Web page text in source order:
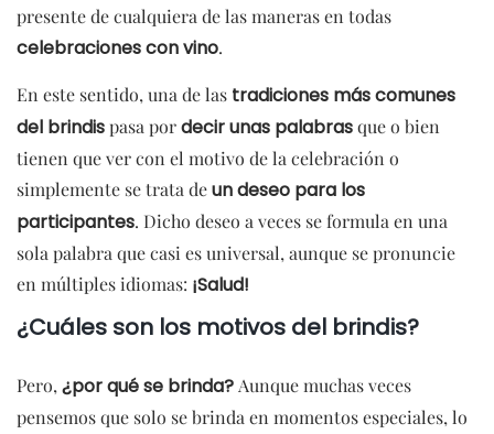
presente de cualquiera de las maneras en todas
celebraciones con vino.
En este sentido, una de las tradiciones más comunes
del brindispasa pordecir unas palabrasque o bien
tienen que ver con el motivo de la celebración o
simplemente se trata deun deseo para los
participantes. Dicho deseo a veces se formula en una
sola palabra que casi es universal, aunque se pronuncie
en múltiples idiomas: ¡Salud!
¿Cuáles son los motivos del brindis?
Pero, ¿por qué se brinda? Aunque muchas veces
pensemos que solo se brinda en momentos especiales, lo